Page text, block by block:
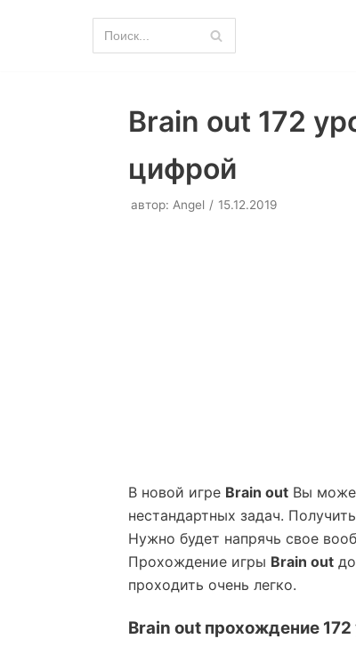
Brain out 172
цифрой
автор: Angel 15.12.2019
В новой игре Brain out Вы
нестандартных задач.
Нужно будет напрячь свое
Прохождение игры Brain out
проходить очень легко.
Brain out прохождение 172